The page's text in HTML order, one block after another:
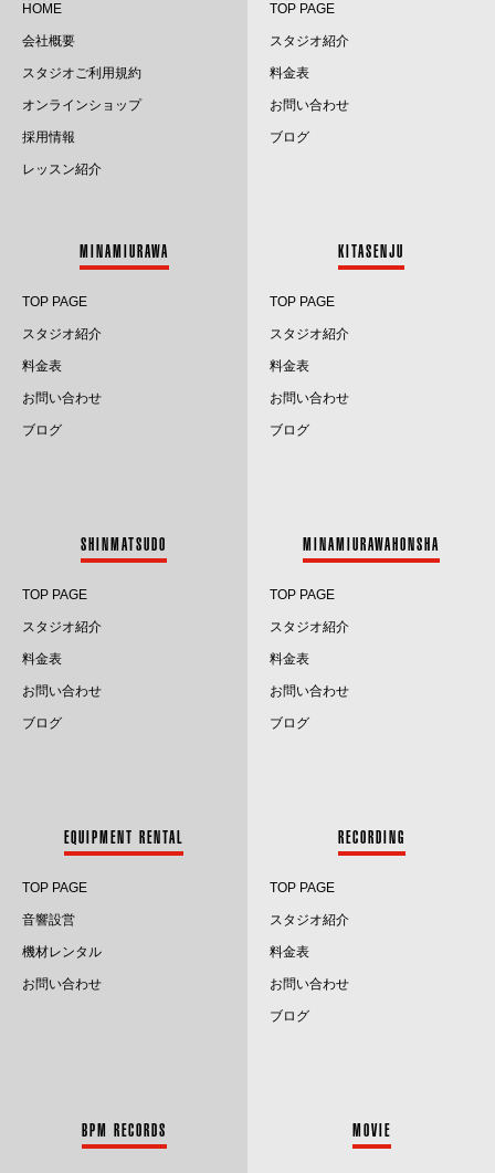
2025.9
2025.7
2025.3
2025.2
2025.1
2024.8
2024.4
2024.2
2024.1
HOME
会社概要
スタジオご利用規約
オンラインショップ
採用情報
レッスン紹介
TOP PAGE
スタジオ紹介
料金表
お問い合わせ
ブログ
MINAMIURAWA
TOP PAGE
スタジオ紹介
料金表
お問い合わせ
ブログ
KITASENJU
TOP PAGE
スタジオ紹介
料金表
お問い合わせ
ブログ
SHINMATSUDO
TOP PAGE
スタジオ紹介
料金表
お問い合わせ
ブログ
MINAMIURAWAHONSHA
TOP PAGE
スタジオ紹介
料金表
お問い合わせ
ブログ
EQUIPMENT RENTAL
TOP PAGE
音響設営
機材レンタル
お問い合わせ
RECORDING
TOP PAGE
スタジオ紹介
料金表
お問い合わせ
ブログ
BPM RECORDS MOVIE